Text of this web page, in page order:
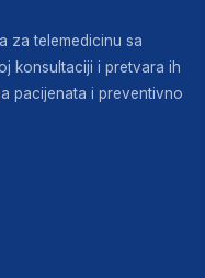
za telemedicinu sa
konsultaciji i pretvara ih
pacijenata i preventivno